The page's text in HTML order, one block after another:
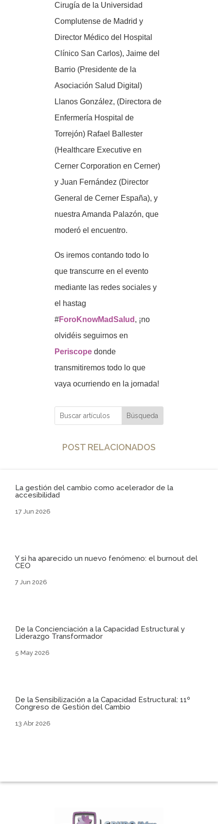
Cirugía de la Universidad
Complutense de Madrid y
Director Médico del Hospital
Clínico San Carlos), Jaime del
Barrio (Presidente de la
Asociación Salud Digital)
Llanos González, (Directora de
Enfermería Hospital de
Torrejón) Rafael Ballester
(Healthcare Executive en
Cerner Corporation en Cerner)
y Juan Fernández (Director
General de Cerner España), y
nuestra Amanda Palazón, que
moderó el encuentro.
Os iremos contando todo lo
que transcurre en el evento
mediante las redes sociales y
el hastag
#ForoKnowMadSalud , ¡no
olvidéis seguirnos en
Periscope donde
transmitiremos todo lo que
vaya ocurriendo en la jornada!
POST RELACIONADOS
La gestión del cambio como acelerador de la
accesibilidad
17 Jun 2026
Y si ha aparecido un nuevo fenómeno: el burnout del
CEO
7 Jun 2026
De la Concienciación a la Capacidad Estructural y
Liderazgo Transformador
5 May 2026
De la Sensibilización a la Capacidad Estructural: 11º
Congreso de Gestión del Cambio
13 Abr 2026